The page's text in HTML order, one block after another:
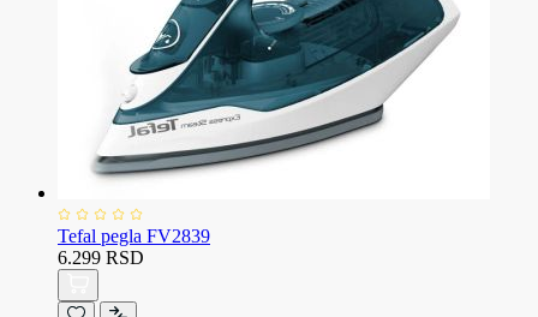
Tefal pegla FV2839
6.299 RSD